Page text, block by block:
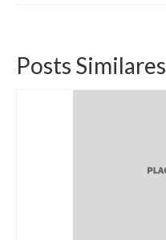
Posts Similares